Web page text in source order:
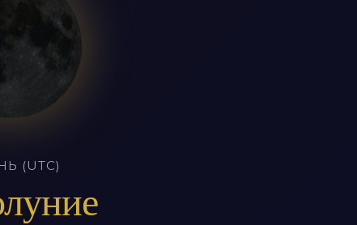
(UTC)